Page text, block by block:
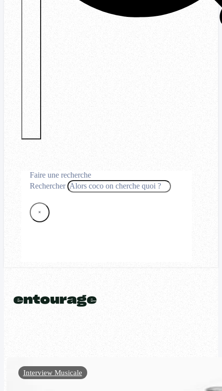
Faire une recherche
Rechercher
×
entourage
Interview Musicale